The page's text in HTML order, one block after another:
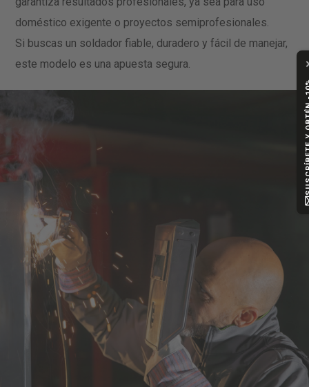
doméstico exigente o proyectos semiprofesionales.
Si buscas un soldador fiable, duradero y fácil de manejar,
este modelo es una apuesta segura.